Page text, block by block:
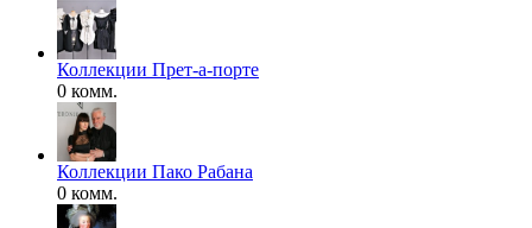
Коллекции Прет-а-порте
0 комм.
Коллекции Пако Рабана
0 комм.